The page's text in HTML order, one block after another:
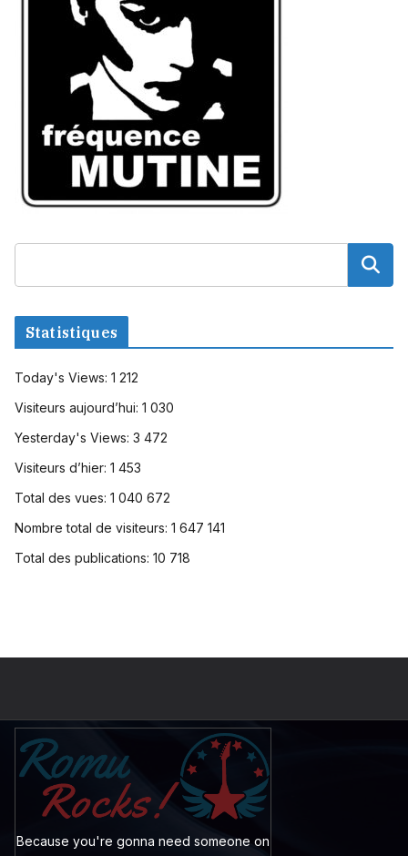
Statistiques
Today's Views: 1 212
Visiteurs aujourd’hui: 1 030
Yesterday's Views: 3 472
Visiteurs d’hier: 1 453
Total des vues: 1 040 672
Nombre total de visiteurs: 1 647 141
Total des publications: 10 718
Because you're gonna need someone on